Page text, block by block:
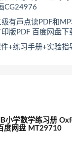
CG24976
有声点读PDF和
版PDF 百度网盘下
件+练习手册+实验
小学数学练习册
度网盘 MT29710